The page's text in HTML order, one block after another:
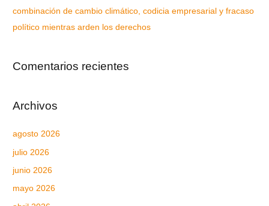
combinación de cambio climático, codicia empresarial y fracaso
político mientras arden los derechos
Comentarios recientes
Archivos
agosto 2026
julio 2026
junio 2026
mayo 2026